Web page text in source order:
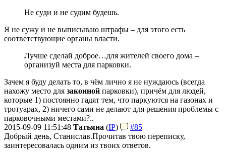
Не суди и не судим будешь.
Я не сужу и не выписываю штрафы – для этого есть
соответствующие органы власти.
Лучше сделай доброе…для жителей своего дома –
организуй места для парковки.
Зачем я буду делать то, в чём лично я не нуждаюсь (всегда
нахожу место для законной парковки), причём для людей,
которые 1) постоянно гадят тем, что паркуются на газонах и
тротуарах, 2) ничего сами не делают для решения проблемы с
парковочными местами?..
2015-09-09 11:51:48 Татьяна (IP)
#85
Добрый день, Станислав.Прочитав твою переписку,
заинтересовалась одним из твоих ответов.